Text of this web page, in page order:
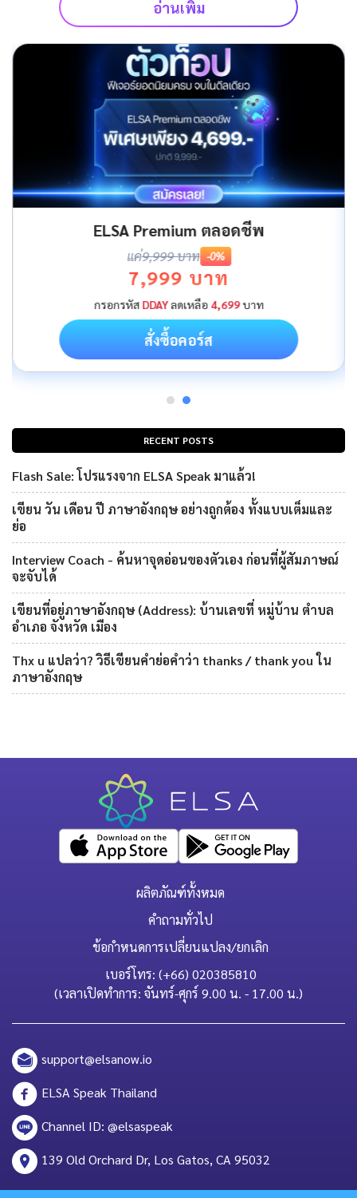
อ่านเพิ่ม
RECENT POSTS
Flash Sale: โปรแรงจาก ELSA Speak มาแล้ว!
เขียน วัน เดือน ปี ภาษาอังกฤษ อย่างถูกต้อง ทั้งแบบเต็มและ
ย่อ
Interview Coach - ค้นหาจุดอ่อนของตัวเอง ก่อนที่ผู้สัมภาษณ์
จะจับได้
เขียนที่อยู่ภาษาอังกฤษ (Address): บ้านเลขที่ หมู่บ้าน ตำบล
อำเภอ จังหวัด เมือง
Thx u แปลว่า? วิธีเขียนคำย่อคำว่า thanks / thank you ใน
ภาษาอังกฤษ
ELSA Premium ตลอดชีพ
แค่9,999 บาท -0%
7,999 บาท
กรอกรหัส DDAYลดเหลือ 4,699บาท
สั่งซื้อคอร์ส
ผลิตภัณฑ์ทั้งหมด
คำถามทั่วไป
ข้อกำหนดการเปลี่ยนแปลง/ยกเลิก
เบอร์โทร: (+66) 020385810
(เวลาเปิดทำการ: จันทร์-ศุกร์ 9.00 น. - 17.00 น.)
support@elsanow.io
ELSA Speak Thailand
Channel ID: @elsaspeak
139 Old Orchard Dr, Los Gatos, CA 95032